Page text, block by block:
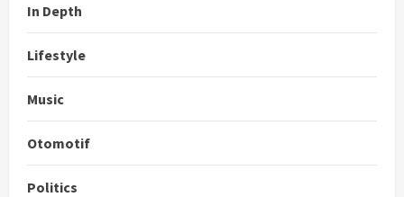
In Depth
Lifestyle
Music
Otomotif
Politics